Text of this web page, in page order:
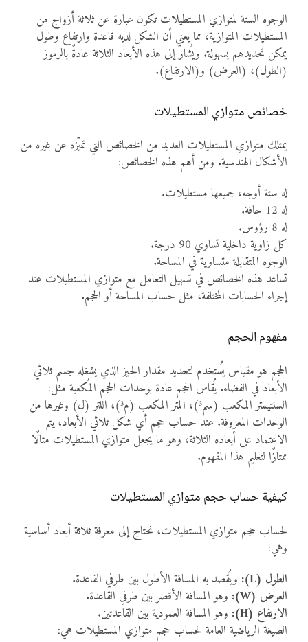
الوجوه الستة لمتوازي المستطيلات تكون عبارة عن ثلاثة أزواج من
المستطيلات المتوازية، مما يعني أن الشكل لديه قاعدة وارتفاع وطول
يمكن تحديدهم بسهولة. ويُشار إلى هذه الأبعاد الثلاثة عادةً بالرموز
(الطول)، (العرض) و(الارتفاع).
خصائص متوازي المستطيلات
يمتلك متوازي المستطيلات العديد من الخصائص التي تميّزه عن غيره من
الأشكال الهندسية. ومن أهم هذه الخصائص:
له ستة أوجه، جميعها مستطيلات.
له 12 حافة.
له 8 رؤوس.
كل زاوية داخلية تساوي 90 درجة.
الوجوه المتقابلة متساوية في المساحة.
تساعد هذه الخصائص في تسهيل التعامل مع متوازي المستطيلات عند
إجراء الحسابات المختلفة، مثل حساب المساحة أو الحجم.
مفهوم الحجم
الحجم هو مقياس يُستخدم لتحديد مقدار الحيز الذي يشغله جسم ثلاثي
الأبعاد في الفضاء. يُقاس الحجم عادة بوحدات الحجم المُكعبة مثل:
السنتيمتر المكعب (سم³)، المتر المكعب (م³)، اللتر (ل) وغيرها من
الوحدات المعروفة. عند حساب حجم أي شكل ثلاثي الأبعاد، يتم
الاعتماد على أبعاده الثلاثة، وهو ما يجعل متوازي المستطيلات مثالًا
ممتازًا لتعليم هذا المفهوم.
كيفية حساب حجم متوازي المستطيلات
لحساب حجم متوازي المستطيلات، نحتاج إلى معرفة ثلاثة أبعاد أساسية
وهي:
الطول (L):
ويُقصد به المسافة الأطول بين طرفي القاعدة.
العرض (W):
وهو المسافة الأقصر بين طرفي القاعدة.
الارتفاع (H):
وهو المسافة العمودية بين القاعدتين.
الصيغة الرياضية العامة لحساب حجم متوازي المستطيلات هي: